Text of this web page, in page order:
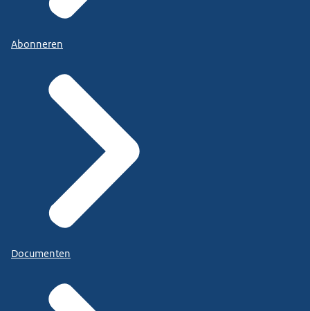
Abonneren
Documenten